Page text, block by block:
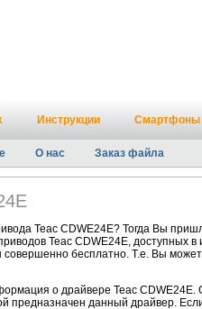
Инструкции Смартфоны
О нас Заказ файла
Teac CDWE24E? Тогда Вы
Teac CDWE24E,
совершенно бесплатно. Т.е. Вы
о драйвере Teac CDWE24E.
предназначен данный драйвер.